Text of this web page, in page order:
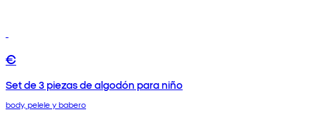
€
Set de 3 piezas de algodón para niño
body, pelele y babero